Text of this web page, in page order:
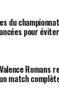
du
pour
Romans
match